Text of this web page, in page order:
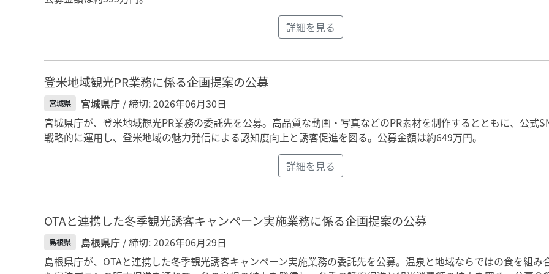
詳細を見る
登米地域観光PR業務に係る企画提案の公募
宮城県 宮城県庁 / 締切: 2026年06月30日
宮城県庁が、登米地域観光PR業務の委託先を公募。高品質な動画・写真などのPR素材を制作するとともに、公式
戦略的に運用し、登米地域の魅力発信による認知度向上と誘客促進を図る。公募金額は約649万円。
詳細を見る
OTAと連携した冬季観光誘客キャンペーン実施業務に係る企画提案の公募
島根県 島根県庁 / 締切: 2026年06月29日
島根県庁が、OTAと連携した冬季観光誘客キャンペーン実施業務の委託先を公募。温泉と地域ならではの食を組み